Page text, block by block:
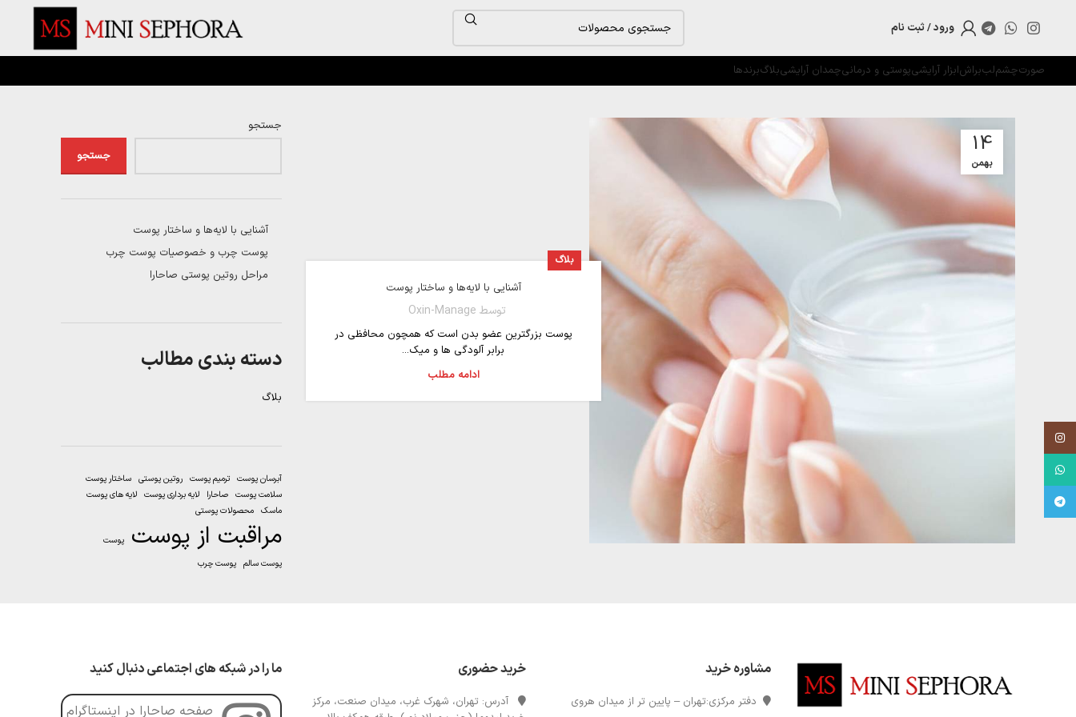
ورود / ثبت نام
صورتچشملببراشابزار آرایشیپوستی و درمانیچمدان آرایشیبلاگبرندها
14
بهمن
بلاگ
آشنایی با لایه‌ها و ساختار پوست
توسط Oxin-Manage
پوست بزرگترین عضو بدن است که همچون محافظی در
برابر آلودگی ها و میک...
ادامه مطلب
جستجو
جستجو
آشنایی با لایه‌ها و ساختار پوست
پوست چرب و خصوصیات پوست چرب
مراحل روتین پوستی صاحارا
دسته بندی مطالب
بلاگ
آبرسان پوست ترمیم پوست روتین پوستی ساختار پوست
سلامت پوست صاحارا لایه برداری پوست لایه های پوست
ماسک محصولات پوستی
مراقبت از پوست
پوست
پوست سالم پوست چرب
مشاوره خرید
دفتر مرکزی:تهران – پایین تر از میدان هروی
خرید حضوری
آدرس: تهران، شهرک غرب، میدان صنعت، مرکز
ما را در شبکه های اجتماعی دنبال کنید
صفحه صاحارا در اینستاگرام